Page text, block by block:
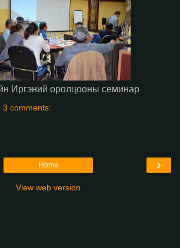
Иргэний оролцооны семинар
3 comments:
›
Home
View web version